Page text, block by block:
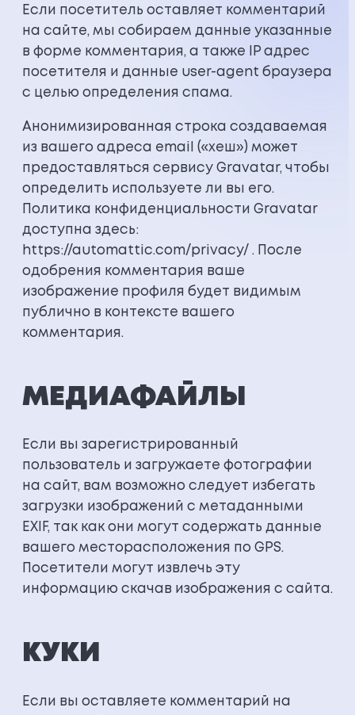
Если посетитель оставляет комментарий
на сайте, мы собираем данные указанные
в форме комментария, а также IP адрес
посетителя и данные user-agent браузера
с целью определения спама.
Анонимизированная строка создаваемая
из вашего адреса email («хеш») может
предоставляться сервису Gravatar, чтобы
определить используете ли вы его.
Политика конфиденциальности Gravatar
доступна здесь:
https://automattic.com/privacy/ . После
одобрения комментария ваше
изображение профиля будет видимым
публично в контексте вашего
комментария.
МЕДИАФАЙЛЫ
Если вы зарегистрированный
пользователь и загружаете фотографии
на сайт, вам возможно следует избегать
загрузки изображений с метаданными
EXIF, так как они могут содержать данные
вашего месторасположения по GPS.
Посетители могут извлечь эту
информацию скачав изображения с сайта.
КУКИ
Если вы оставляете комментарий на